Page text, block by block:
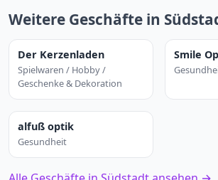
Weitere Geschäfte in
Der Kerzenladen
Spielwaren / Hobby /
Geschenke & Dekoration
Smile
alfuß optik
Gesundheit